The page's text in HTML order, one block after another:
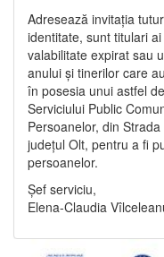
Adresează invitația
identitate, sunt titulari
valabilitate expirat sau
anului și tinerilor care
în posesia unui astfel
Serviciului Public
Persoanelor, din
județul Olt, pentru a fi
persoanelor.
Șef serviciu,
Elena-Claudia